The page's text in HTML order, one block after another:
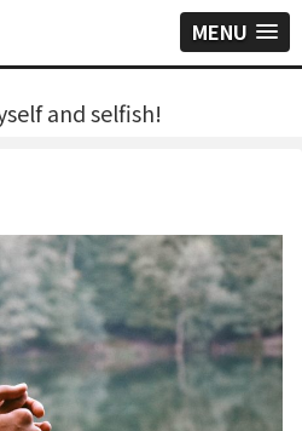
MENU
and selfish!